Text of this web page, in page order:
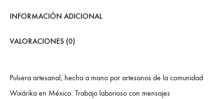
INFORMACIÓN ADICIONAL
VALORACIONES (0)
Pulsera artesanal, hecha a mano por artesanos de la comunidad
Wixárika en México. Trabajo laborioso con mensajes